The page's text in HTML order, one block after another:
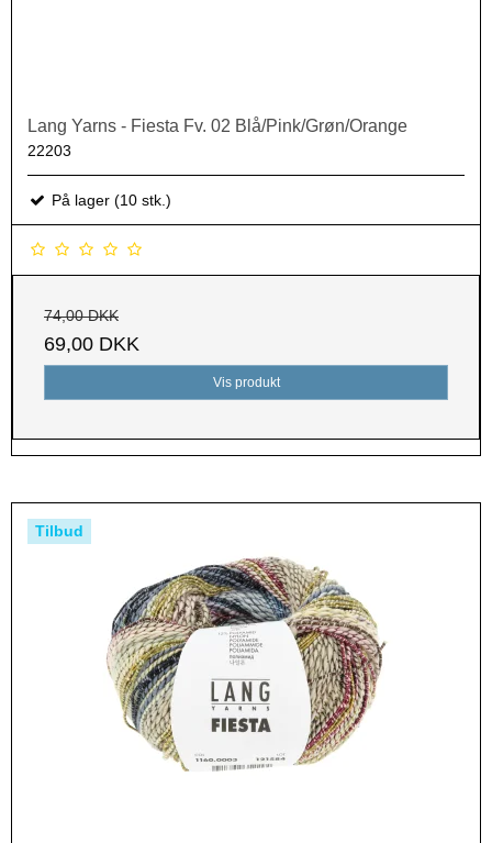
Lang Yarns - Fiesta Fv. 02 Blå/Pink/Grøn/Orange
22203
På lager (10 stk.)
74,00 DKK
69,00 DKK
Vis produkt
Tilbud